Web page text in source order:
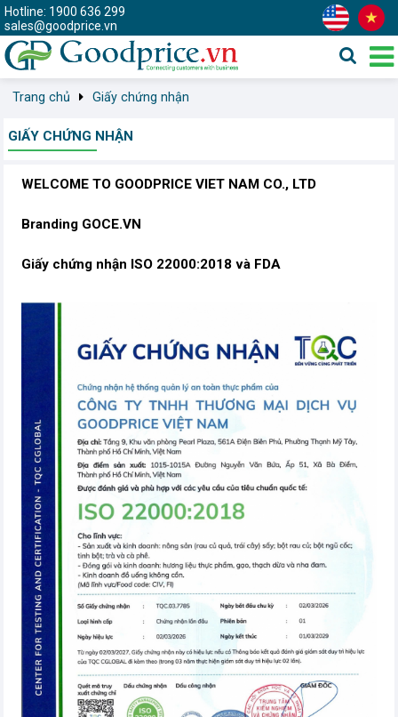
Hotline: 1900 636 299
sales@goodprice.vn
Trang chủ Giấy chứng nhận
GIẤY CHỨNG NHẬN
WELCOME TO GOODPRICE VIET NAM CO., LTD
Branding GOCE.VN
Giấy chứng nhận ISO 22000:2018 và FDA